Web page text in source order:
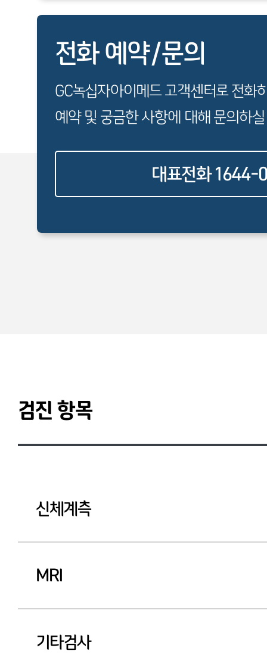
전화 예약/문의
GC녹십자아이메드 고객센터로 전화
예약 및 궁금한 사항에 대해 문의하
대표전화 1644-
검진 항목
신체계측
MRI
기타검사